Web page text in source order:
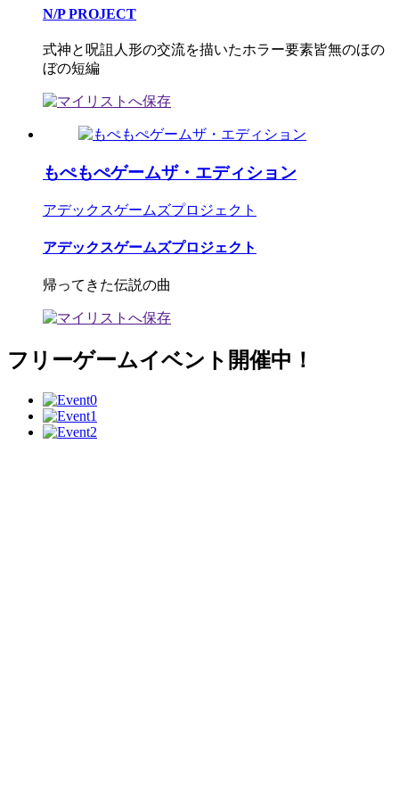
N/P PROJECT
式神と呪詛人形の交流を描いたホラー要素皆無のほの
ぼの短編
もぺもぺゲームザ・エディション
アデックスゲームズプロジェクト
アデックスゲームズプロジェクト
帰ってきた伝説の曲
フリーゲームイベント開催中！